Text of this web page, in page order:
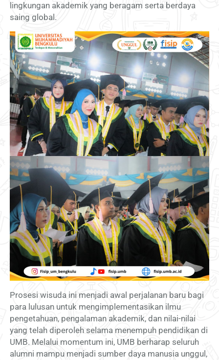
lingkungan akademik yang beragam serta berdaya
saing global.
Prosesi wisuda ini menjadi awal perjalanan baru bagi
para lulusan untuk mengimplementasikan ilmu
pengetahuan, pengalaman akademik, dan nilai-nilai
yang telah diperoleh selama menempuh pendidikan di
UMB. Melalui momentum ini, UMB berharap seluruh
alumni mampu menjadi sumber daya manusia unggul,